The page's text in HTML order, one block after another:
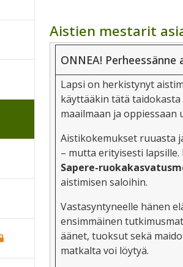
Aistien mestarit
ONNEA!
Lapsi on herkistynyt
käyttääkin tätä
maailmaan ja oppiessaan
Aistikokemukset ruuasta
– mutta erityisesti
Sapere-
aistimisen saloihin.
Vastasyntyneelle hänen
ensimmäinen
äänet, tuoksut sekä
matkalta voi löytyä.